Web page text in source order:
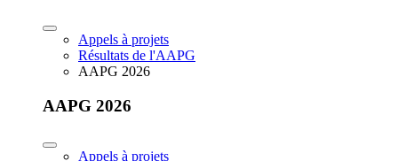
Appels à projets
Résultats de l'AAPG
AAPG 2026
AAPG 2026
Appels à projets